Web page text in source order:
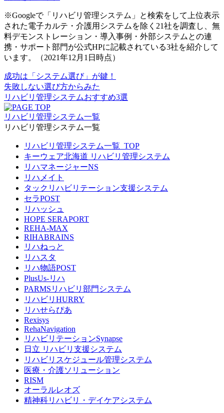
※Googleで「リハビリ管理システム」と検索をして上位表示
された電子カルテ・介護用システムを除く21社を調査し、無
料デモンストレーション・導入事例・外部システムとの連
携・サポート部門が公式HPに記載されている3社を紹介して
います。（2021年12月1日時点）
成功は 「システム選び」 が鍵！
失敗しない選び方からみた
リハビリ管理システムおすすめ3選
リハビリ管理システム一覧
リハビリ管理システム一覧
リハビリ管理システム一覧_TOP
キーウェア北海道 リハビリ管理システム
リハマネージャーNS
リハメイト
タックリハビリテーション支援システム
セラPOST
リハッシュ
HOPE SERAPORT
REHA-MAX
RIHABRAINS
リハねっと
リハスタ
リハ物語POST
PlusUs-リハ
PARMSリハビリ部門システム
リハビリHURRY
リハせらぴあ
Rexisys
RehaNavigation
リハビリテーションSynapse
日立 リハビリ支援システム
リハビリスケジュール管理システム
医療・介護ソリューション
RISM
オーラルレオズ
精神科リハビリ・デイケアシステム